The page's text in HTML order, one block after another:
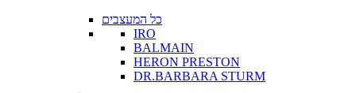
כל המעצבים
IRO
BALMAIN
HERON PRESTON
DR.BARBARA STURM